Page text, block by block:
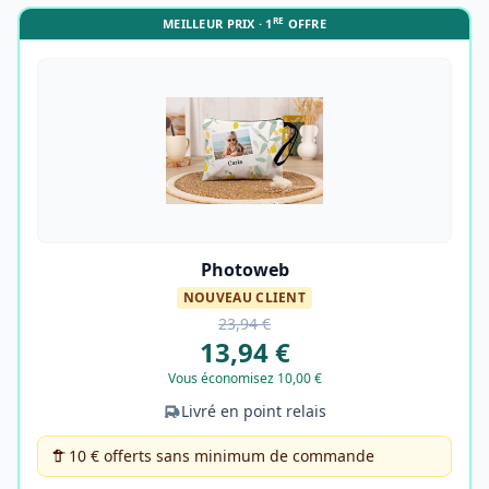
MEILLEUR PRIX · 1RE OFFRE
Photoweb
NOUVEAU CLIENT
23,94 €
13,94 €
Vous économisez 10,00 €
Livré en point relais
10 € offerts sans minimum de commande